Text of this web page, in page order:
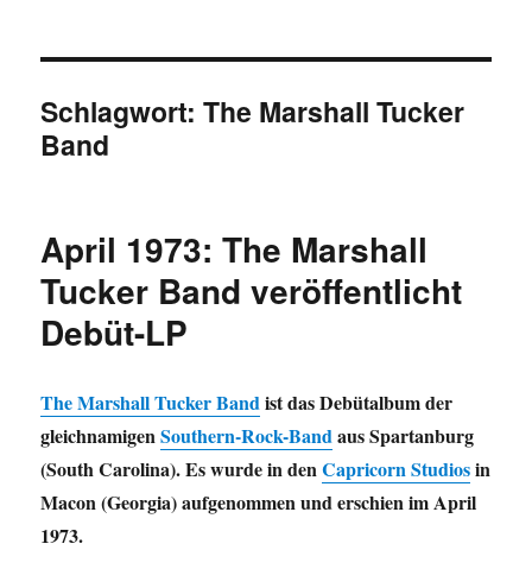
Schlagwort:The Marshall Tucker
Band
April 1973: The Marshall
Tucker Band veröffentlicht
Debüt-LP
The Marshall Tucker Bandist das Debütalbum der
gleichnamigenSouthern-Rock-Bandaus Spartanburg
(South Carolina). Es wurde in denCapricorn Studiosin
Macon (Georgia) aufgenommen und erschien im April
1973.